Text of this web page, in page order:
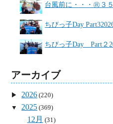
台風前に・・・㊗３
ちびっ子Day Part3
ちびっ子Day Part２
アーカイブ
2026 (220)
2025 (369)
12月 (31)